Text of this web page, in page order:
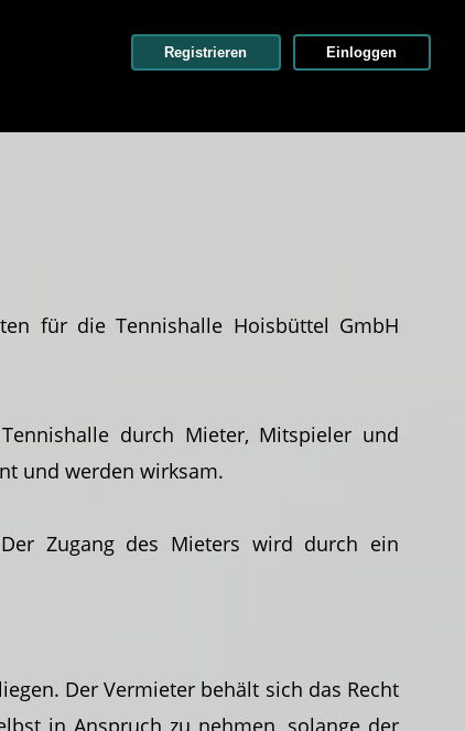
Registrieren Einloggen
für die Tennishalle Hoisbüttel GmbH
durch Mieter, Mitspieler und
und werden wirksam.
Zugang des Mieters wird durch ein
Der Vermieter behält sich das Recht
in Anspruch zu nehmen, solange der